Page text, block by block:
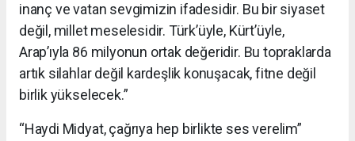
inanç ve vatan sevgimizin ifadesidir. Bu bir siyaset
değil, millet meselesidir. Türk’üyle, Kürt’üyle,
Arap’ıyla 86 milyonun ortak değeridir. Bu topraklarda
artık silahlar değil kardeşlik konuşacak, fitne değil
birlik yükselecek.”
“Haydi Midyat, çağrıya hep birlikte ses verelim”